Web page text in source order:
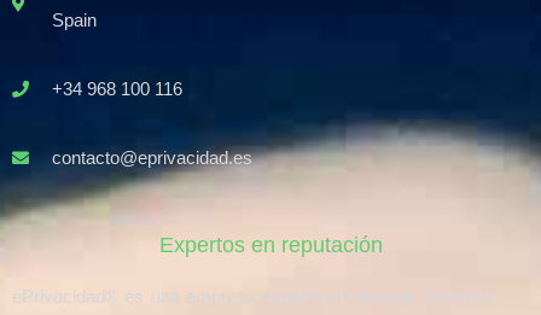
Spain
+34 968 100 116
contacto@eprivacidad.es
Expertos en reputación
ePrivacidad® es una empresa experta en eliminar contenido